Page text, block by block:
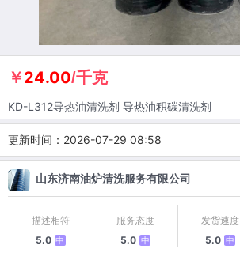
￥24.00/千克
KD-L312导热油清洗剂 导热油积碳清洗剂
更新时间：2026-07-29 08:58
山东济南油炉清洗服务有限公司
描述相符
5.0 中
服务态度
5.0 中
发货速度
5.0 中